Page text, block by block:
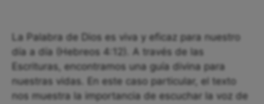
La Palabra de Dios es viva y eficaz para nuestro
día a día (Hebreos 4:12). A través de las
Escrituras, encontramos una guía divina para
nuestras vidas. En este caso particular, el texto
nos muestra la importancia de escuchar la voz de